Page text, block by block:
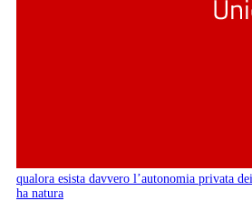
qualora esista davvero l’autonomia privata
ha natura